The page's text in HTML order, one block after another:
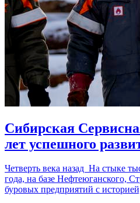
Сибирская
лет успешного
Четверть века назад На стыке
года, на базе Нефтеюганского,
буровых предприятий с